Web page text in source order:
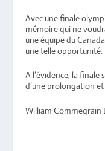
Avec une finale
mémoire qui ne
une équipe du
une telle opportunité.
A l’évidence, la finale
d’une prolongation
William Commegrain